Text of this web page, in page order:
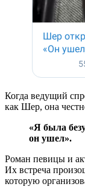
Когда ведущий
как Шер, она
«Я была
он ушел».
Роман певицы и
Их встреча
которую